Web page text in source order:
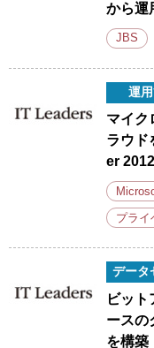
から運
JBS
運
マイク
ラウ
er
プライ
データ
ビッ
ースの
を構築